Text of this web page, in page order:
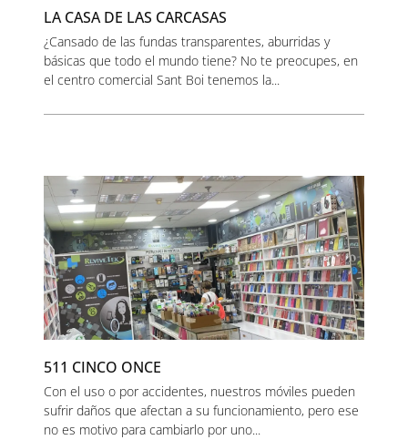
LA CASA DE LAS CARCASAS
¿Cansado de las fundas transparentes, aburridas y
básicas que todo el mundo tiene? No te preocupes, en
el centro comercial Sant Boi tenemos la...
511 CINCO ONCE
Con el uso o por accidentes, nuestros móviles pueden
sufrir daños que afectan a su funcionamiento, pero ese
no es motivo para cambiarlo por uno...